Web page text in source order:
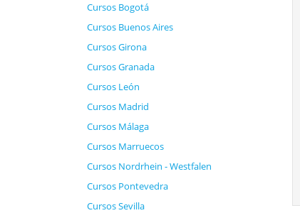
Cursos Bogotá
Cursos Buenos Aires
Cursos Girona
Cursos Granada
Cursos León
Cursos Madrid
Cursos Málaga
Cursos Marruecos
Cursos Nordrhein - Westfalen
Cursos Pontevedra
Cursos Sevilla